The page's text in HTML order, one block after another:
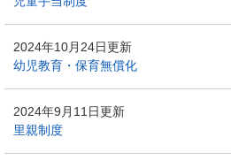
2024年10月24日更新
幼児教育・保育無償化
2024年9月11日更新
里親制度